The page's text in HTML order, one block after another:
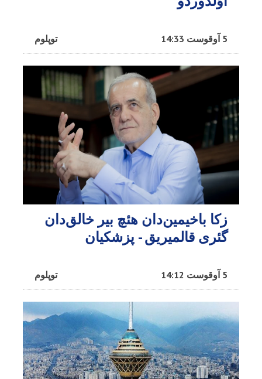
توپلوم 5 آوقوست 14:33
زکا باخیمین‌دان هئچ بیر خالق‌دان
گئری قالمیریق - پزشکیان
توپلوم 5 آوقوست 14:12